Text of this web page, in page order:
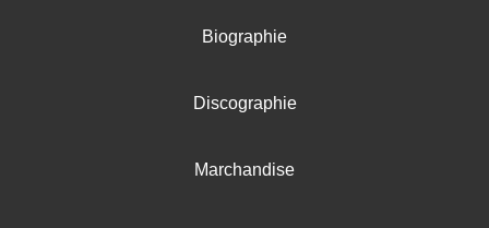
Biographie
Discographie
Marchandise